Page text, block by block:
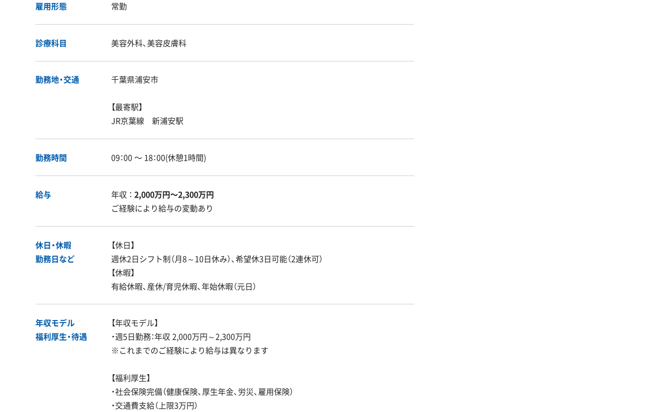
雇用形態 常勤
診療科目 美容外科、美容皮膚科
勤務地・交通 千葉県浦安市
【最寄駅】
JR京葉線 新浦安駅
勤務時間 09：00 〜 18：00(休憩1時間)
給与 年収 ： 2,000万円〜2,300万円
ご経験により給与の変動あり
休日・休暇
勤務日など
【休日】
週休2日シフト制（月8～10日休み）、希望休3日可能（2連休可）
【休暇】
有給休暇、産休/育児休暇、年始休暇（元日）
年収モデル
福利厚生・待遇
【年収モデル】
・週5日勤務：年収 2,000万円～2,300万円
※これまでのご経験により給与は異なります
【福利厚生】
・社会保険完備（健康保険、厚生年金、労災、雇用保険）
・交通費支給（上限3万円）